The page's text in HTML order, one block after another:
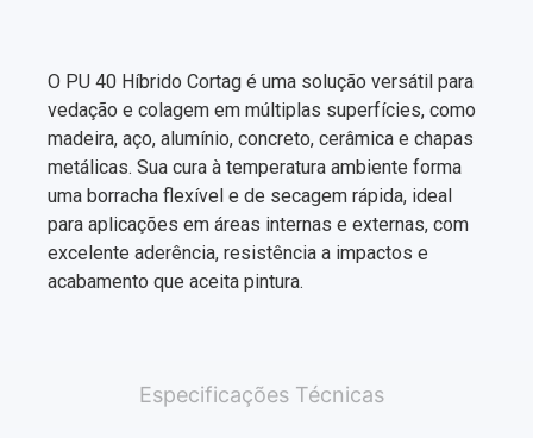
Especificações Técnicas
O PU 40 Híbrido Cortag é uma solução versátil para
vedação e colagem em múltiplas superfícies, como
madeira, aço, alumínio, concreto, cerâmica e chapas
metálicas. Sua cura à temperatura ambiente forma
uma borracha flexível e de secagem rápida, ideal
para aplicações em áreas internas e externas, com
excelente aderência, resistência a impactos e
acabamento que aceita pintura.